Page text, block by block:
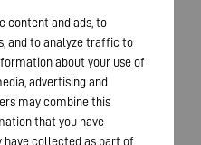
content and ads, to
and to analyze traffic to
about your use of
advertising and
may combine this
that you have
collected as part of